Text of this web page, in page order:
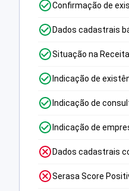
Confirmação de
Dados cadastrais
Situação na
Indicação de
Indicação de
Indicação de
Dados cadastrais
Serasa Score